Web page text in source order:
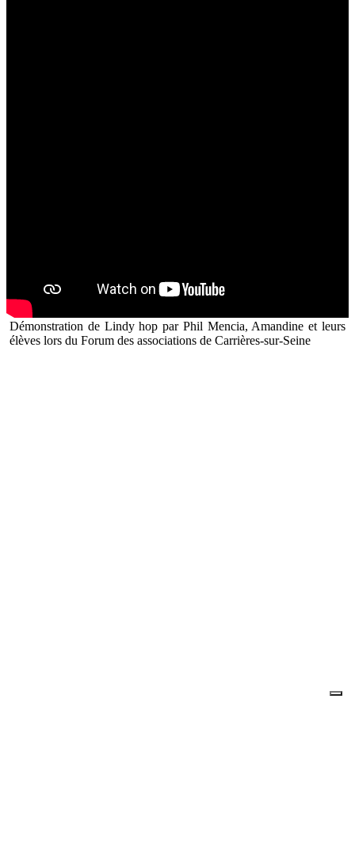
Démonstration de Lindy hop par Phil Mencia, Amandine et leurs
élèves lors du Forum des associations de Carrières-sur-Seine